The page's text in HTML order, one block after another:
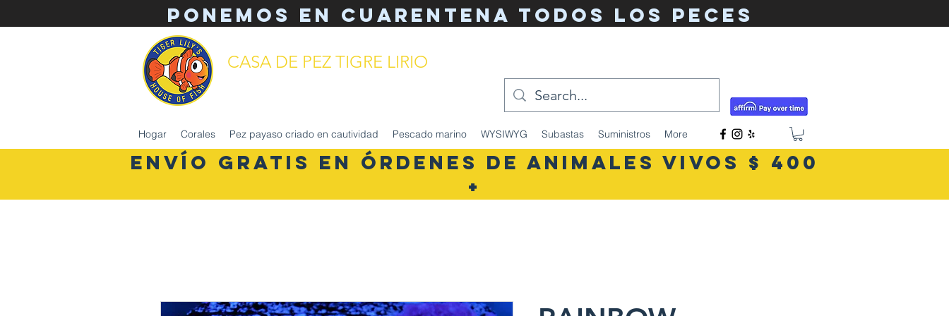
Ponemos en cuarentena TODOS los peces
CASA DE PEZ TIGRE LIRIO
Hogar Corales Pez payaso criado en cautividad Pescado marino WYSIWYG Subastas Suministros More
ENVÍO GRATIS EN ÓRDENES DE ANIMALES VIVOS $ 400
+